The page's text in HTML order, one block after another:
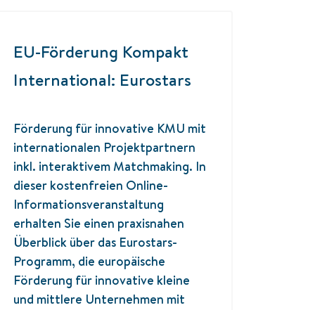
EU-Förderung Kompakt
International: Eurostars
Förderung für innovative KMU mit
internationalen Projektpartnern
inkl. interaktivem Matchmaking. In
dieser kostenfreien Online-
Informationsveranstaltung
erhalten Sie einen praxisnahen
Überblick über das Eurostars-
Programm, die europäische
Förderung für innovative kleine
und mittlere Unternehmen mit